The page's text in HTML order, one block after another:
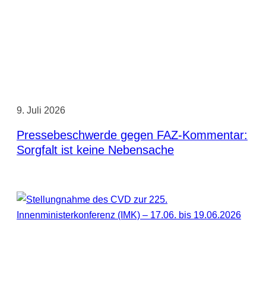
9. Juli 2026
Pressebeschwerde gegen FAZ-Kommentar:
Sorgfalt ist keine Nebensache